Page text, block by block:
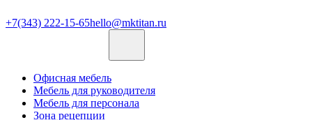
+7(343) 222-15-65hello@mktitan.ru
Офисная мебель
Мебель для руководителя
Мебель для персонала
Зона рецепции